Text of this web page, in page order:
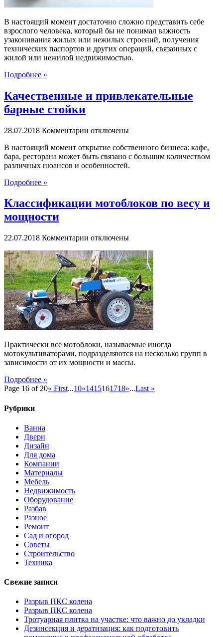
БТИ
всегда
придет
на
помощь
В настоящий момент достаточно сложно представить себе
взрослого человека, который бы не понимал важность
узаконивания жилых или нежилых строений, получения
технических паспортов и других операций, связанных с
жилой или нежилой недвижимостью.
Подробнее »
Качественные и привлекательные
барные стойки
28.07.2018 Комментарии к
Качественные
и
привлекательные
отключены
В настоящий момент открытие собственного бизнеса: кафе,
бара, ресторана может быть связано с большим количеством
различных нюансов и особенностей.
Подробнее »
Классификации мотоблоков по весу и
мощности
22.07.2018 Комментарии к
Классификации
мотоблоков
по
весу
и
мощности
отключены
Практически все мотоблоки, называемые иногда
мотокультиваторами, подразделяются на несколько групп в
зависимости от их мощности и массы.
Подробнее »
Page 16 of 20« First...10«1415161718»...Last »
Рубрики
Ванна
Двери
Дизайн
Для дома
Компании
Материалы
Мебель
Недвижимость
Оборудование
Разбав
Разное
Ремонт
Сад и огород
Советы
Строительство
Техника
Свежие записи
Разрыв ПКС колена
Разрыв ПКС колена
Тротуарная плитка на участке: что важно до укладки
Дезинсекция и дератизация: как подготовить